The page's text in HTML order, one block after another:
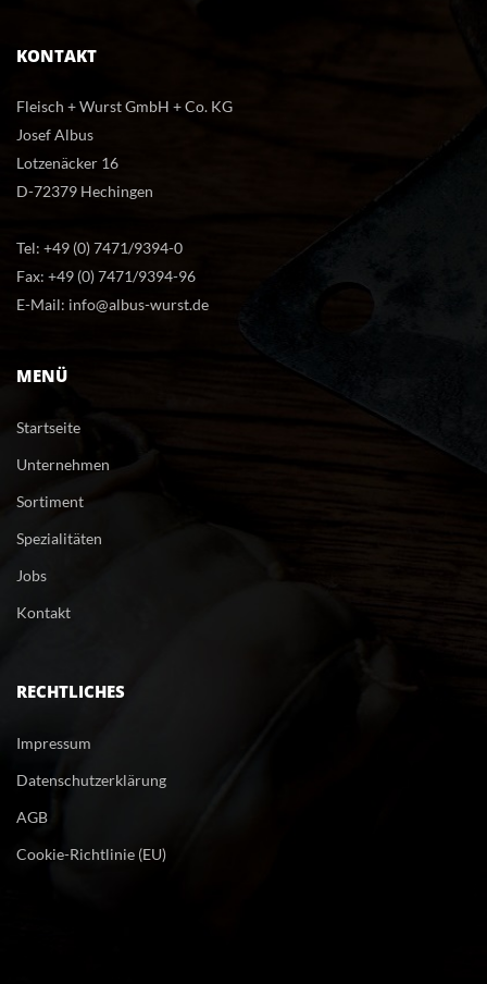
KONTAKT
Fleisch + Wurst GmbH + Co. KG
Josef Albu
Lotzenäcker 16
D-72379 Hechingen
Tel: +49 (0) 7471/9394-0
Fax: +49 (0) 7471/9394-96
E-Mail: info@albus-wurst.de
MENÜ
Startseite
Unternehmen
Sortiment
Spezialitäten
Job
Kontakt
RECHTLICHES
Impressum
Datenschutzerklärung
AGB
Cookie-Richtlinie (EU)